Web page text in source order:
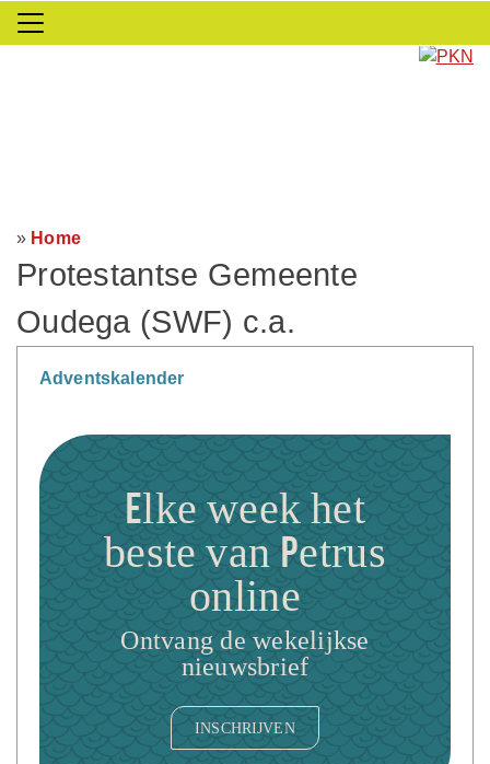
» Home
Protestantse Gemeente
Oudega (SWF) c.a.
Adventskalender
Elke week het
beste van Petrus
online
Ontvang de wekelijkse
nieuwsbrief
INSCHRIJVEN